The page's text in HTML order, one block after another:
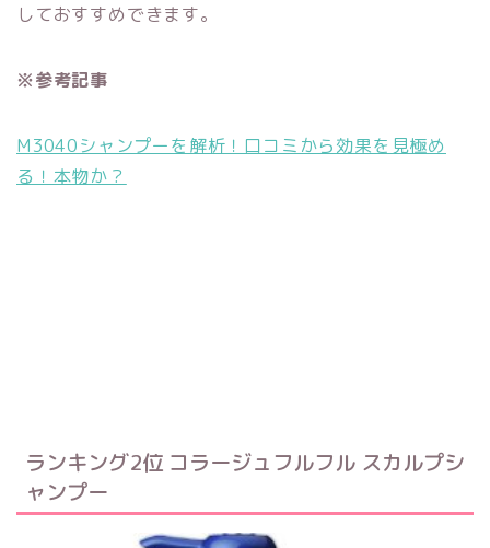
しておすすめできます。
※参考記事
M3040シャンプーを解析！口コミから効果を見極め
る！本物か？
ランキング2位 コラージュフルフル スカルプシ
ャンプー